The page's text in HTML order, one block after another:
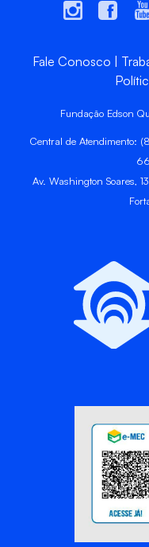
Fale Conosco
Fundação Edson
Central de
Av. Washington Soares,